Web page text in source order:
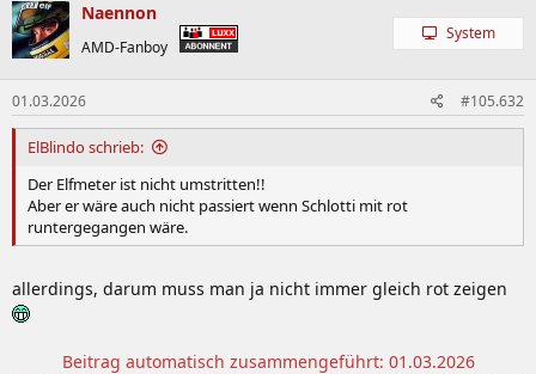
Naennon
AMD-Fanboy
System
01.03.2026 #105.632
ElBlindo schrieb:
Der Elfmeter ist nicht umstritten!!
Aber er wäre auch nicht passiert wenn Schlotti mit rot
runtergegangen wäre.
allerdings, darum muss man ja nicht immer gleich rot zeigen
Beitrag automatisch zusammengeführt: 01.03.2026